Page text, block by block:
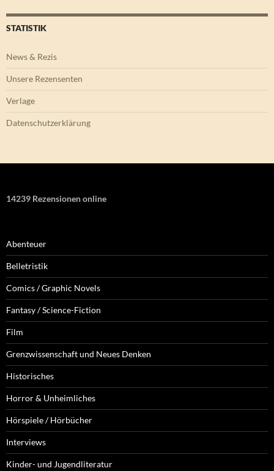
STATISTIK
News & Rezis
Unsere Rezensenten
Verlage
Datenschutzerklärung
14239 Rezensionen online
Abenteuer
Belletristik
Comics / Graphic Novels
Fantasy / Science-Fiction
Film
Grenzwissenschaft und Neues Denken
Historisches
Horror & Unheimliches
Hörspiele / Hörbücher
Interviews
Kinder- und Jugendliteratur